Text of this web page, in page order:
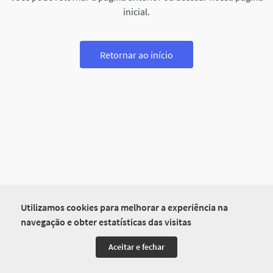
Utilizamos cookies para melhorar a experiência na
navegação e obter estatísticas das visitas
Aceitar e fechar
inicial.
Retornar ao início